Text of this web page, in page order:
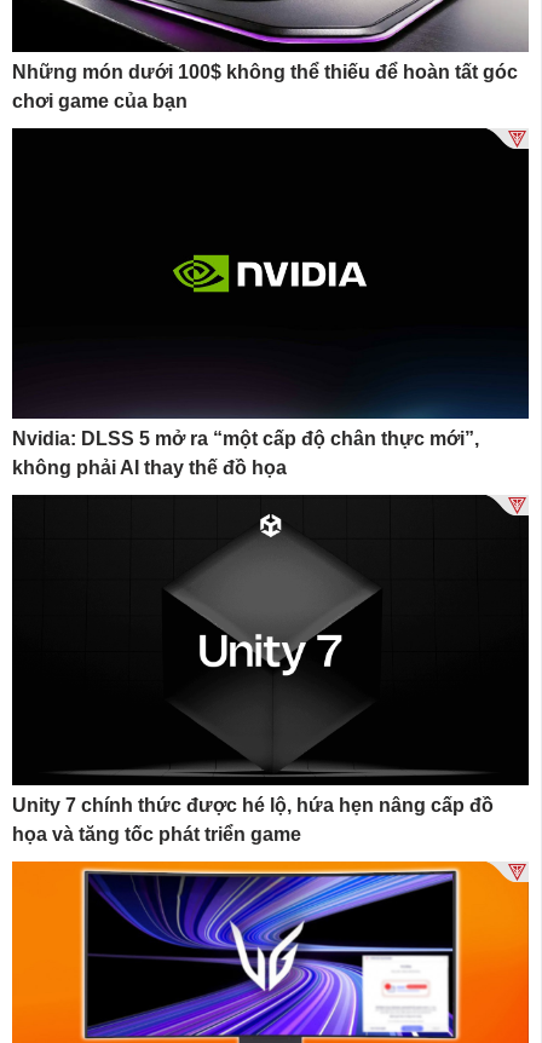
Những món dưới 100$ không thể thiếu để hoàn tất góc
chơi game của bạn
Nvidia: DLSS 5 mở ra “một cấp độ chân thực mới”,
không phải AI thay thế đồ họa
Unity 7 chính thức được hé lộ, hứa hẹn nâng cấp đồ
họa và tăng tốc phát triển game